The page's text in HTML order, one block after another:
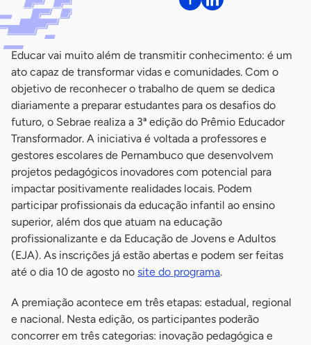
Educar vai muito além de transmitir conhecimento: é um
ato capaz de transformar vidas e comunidades. Com o
objetivo de reconhecer o trabalho de quem se dedica
diariamente a preparar estudantes para os desafios do
futuro, o Sebrae realiza a 3ª edição do Prêmio Educador
Transformador. A iniciativa é voltada a professores e
gestores escolares de Pernambuco que desenvolvem
projetos pedagógicos inovadores com potencial para
impactar positivamente realidades locais. Podem
participar profissionais da educação infantil ao ensino
superior, além dos que atuam na educação
profissionalizante e da Educação de Jovens e Adultos
(EJA). As inscrições já estão abertas e podem ser feitas
até o dia 10 de agosto no site do programa.
A premiação acontece em três etapas: estadual, regional
e nacional. Nesta edição, os participantes poderão
concorrer em três categorias: inovação pedagógica e